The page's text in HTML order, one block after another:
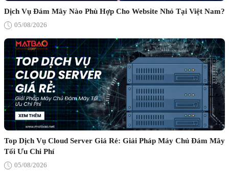
Dịch Vụ Đám Mây Nào Phù Hợp Cho Website Nhỏ Tại Việt Nam?
05/08/2026
Top Dịch Vụ Cloud Server Giá Rẻ: Giải Pháp Máy Chủ Đám Mây
Tối Ưu Chi Phí
05/08/2026